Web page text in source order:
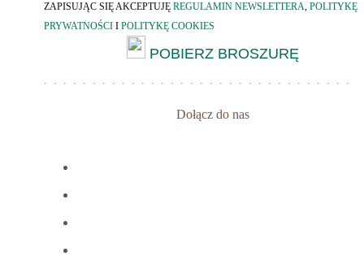
ZAPISUJĄC SIĘ AKCEPTUJĘ REGULAMIN NEWSLETTERA, POLITYKĘ
PRYWATNOŚCI I POLITYKĘ COOKIES
POBIERZ BROSZURĘ
Dołącz do nas